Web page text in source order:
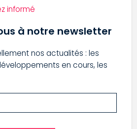
informé
à notre newsletter
nos actualités : les
en cours, les